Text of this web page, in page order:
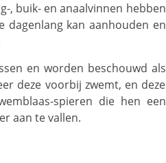
, buik- en anaalvinnen hebben
dagenlang kan aanhouden en
deze voorbij zwemt, en deze
spieren die hen een
aan te vallen.